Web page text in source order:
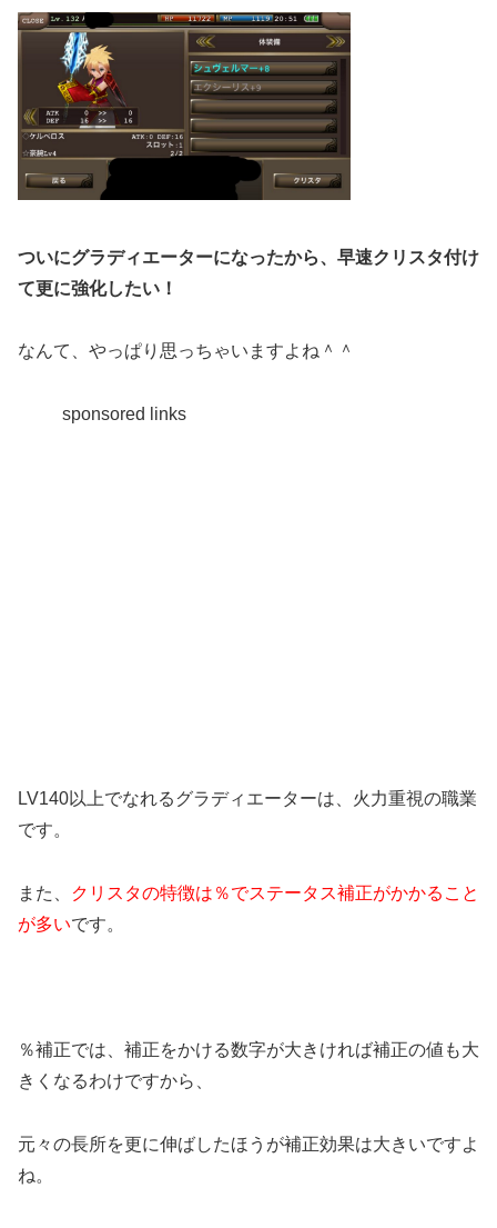
ついにグラディエーターになったから、早速クリスタ付け
て更に強化したい！
なんて、やっぱり思っちゃいますよね＾＾
sponsored links
LV140以上でなれるグラディエーターは、火力重視の職業
です。
また、
クリスタの特徴は％でステータス補正がかかること
が多いです。
％補正では、補正をかける数字が大きければ補正の値も大
きくなるわけですから、
元々の長所を更に伸ばしたほうが補正効果は大きいですよ
ね。